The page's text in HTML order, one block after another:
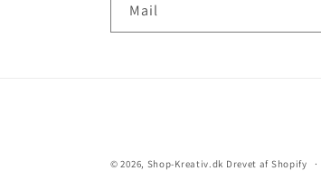
Mail
© 2026, Shop-Kreativ.dk Drevet af Shopify